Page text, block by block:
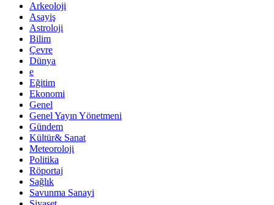
Arkeoloji
Asayiş
Astroloji
Bilim
Çevre
Dünya
e
Eğitim
Ekonomi
Genel
Genel Yayın Yönetmeni
Gündem
Kültür& Sanat
Meteoroloji
Politika
Röportaj
Sağlık
Savunma Sanayi